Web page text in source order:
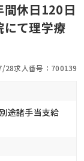
間休日120日
て理学療
28求人番号：700139
途諸手当支給